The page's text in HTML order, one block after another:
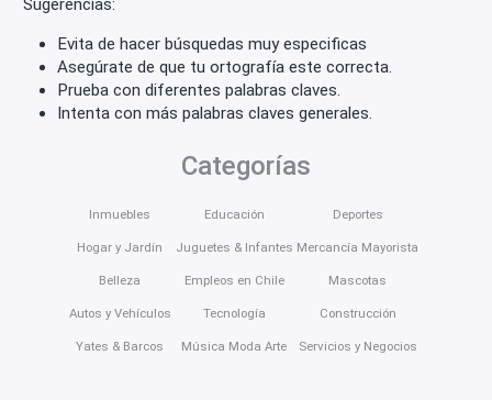
Sugerencias:
Evita de hacer búsquedas muy especificas
Asegúrate de que tu ortografía este correcta.
Prueba con diferentes palabras claves.
Intenta con más palabras claves generales.
Categorías
Inmuebles
Hogar y Jardín
Belleza
Autos y Vehículos
Yates & Barcos
Educación
Juguetes & Infantes
Empleos en Chile
Tecnología
Música Moda Arte
Deportes
Mercancía Mayorista
Mascotas
Construcción
Servicios y Negocios